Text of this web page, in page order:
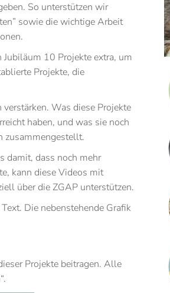
So unterstützen wir
sowie die wichtige Arbeit
10 Projekte extra, um
Projekte, die
Was diese Projekte
haben, und was sie noch
zusammengestellt.
damit, dass noch mehr
kann diese Videos mit
über die ZGAP unterstützen.
Die nebenstehende Grafik
Projekte beitragen. Alle